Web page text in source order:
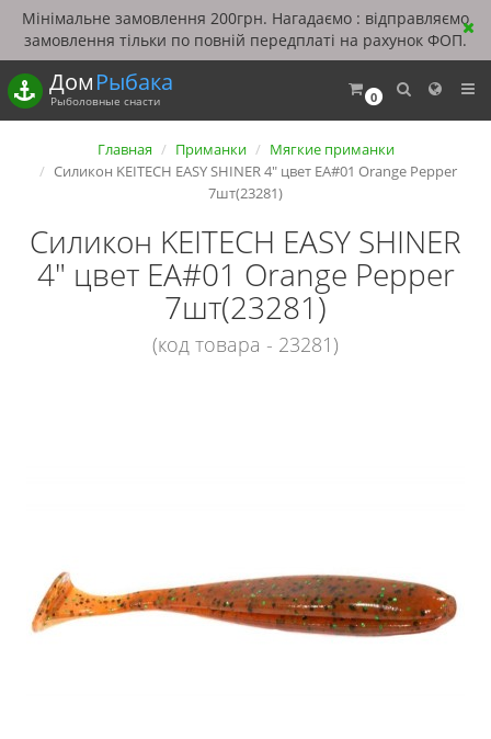
Мінімальне замовлення 200грн. Нагадаємо : відправляємо
замовлення тільки по повній передплаті на рахунок ФОП.
0
ДомРыбака
Рыболовные снасти
Главная Приманки
Мягкие приманки
Силикон KEITECH EASY SHINER 4" цвет EA#01 Orange Pepper
7шт(23281)
Силикон KEITECH EASY SHINER
4" цвет EA#01 Orange Pepper
7шт(23281)
(код товара - 23281)